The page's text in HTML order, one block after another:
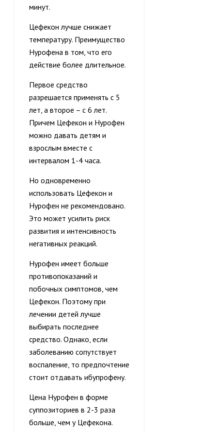
минут.
Цефекон лучше снижает
температуру. Преимущество
Нурофена в том, что его
действие более длительное.
Первое средство
разрешается применять с 5
лет, а второе – с 6 лет.
Причем Цефекон и Нурофен
можно давать детям и
взрослым вместе с
интервалом 1-4 часа.
Но одновременно
использовать Цефекон и
Нурофен не рекомендовано.
Это может усилить риск
развития и интенсивность
негативных реакций.
Нурофен имеет больше
противопоказаний и
побочных симптомов, чем
Цефекон. Поэтому при
лечении детей лучше
выбирать последнее
средство. Однако, если
заболеванию сопутствует
воспаление, то предпочтение
стоит отдавать ибупрофену.
Цена Нурофен в форме
суппозиториев в 2-3 раза
больше, чем у Цефекона.